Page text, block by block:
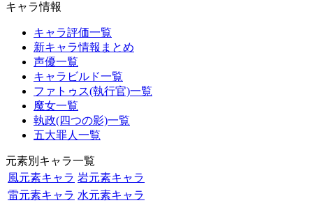
キャラ情報
キャラ評価一覧
新キャラ情報まとめ
声優一覧
キャラビルド一覧
ファトゥス(執行官)一覧
魔女一覧
執政(四つの影)一覧
五大罪人一覧
元素別キャラ一覧
風元素キャラ 岩元素キャラ
雷元素キャラ 水元素キャラ